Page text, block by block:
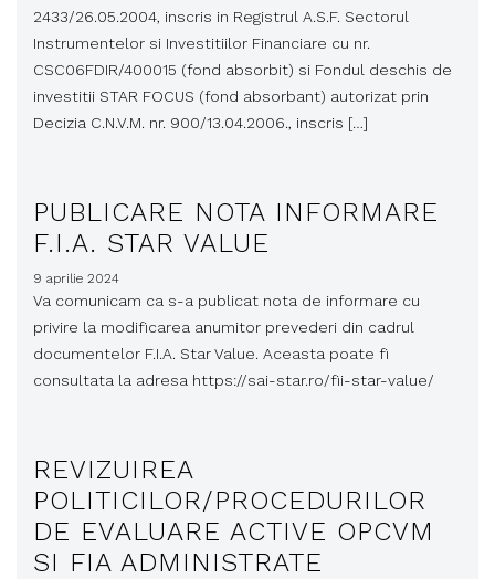
2433/26.05.2004, inscris in Registrul A.S.F. Sectorul
Instrumentelor si Investitiilor Financiare cu nr.
CSC06FDIR/400015 (fond absorbit) si Fondul deschis de
investitii STAR FOCUS (fond absorbant) autorizat prin
Decizia C.N.V.M. nr. 900/13.04.2006., inscris […]
PUBLICARE NOTA INFORMARE
F.I.A. STAR VALUE
9 aprilie 2024
Va comunicam ca s-a publicat nota de informare cu
privire la modificarea anumitor prevederi din cadrul
documentelor F.I.A. Star Value. Aceasta poate fi
consultata la adresa https://sai-star.ro/fii-star-value/
REVIZUIREA
POLITICILOR/PROCEDURILOR
DE EVALUARE ACTIVE OPCVM
SI FIA ADMINISTRATE